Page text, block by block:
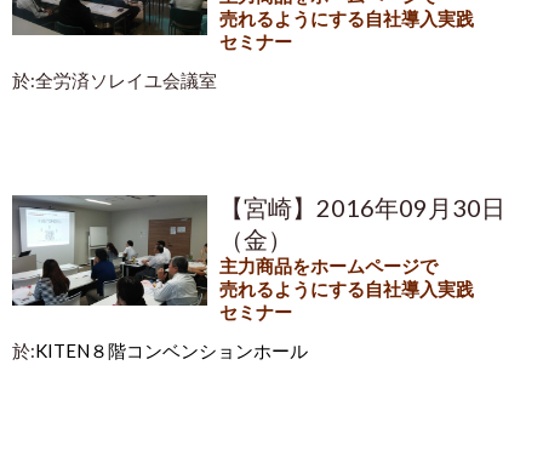
売れるようにする自社導入実践
セミナー
於:全労済ソレイユ会議室
【宮崎】2016年09月30日
（金）
主力商品をホームページで
売れるようにする自社導入実践
セミナー
於:KITEN８階コンベンションホール